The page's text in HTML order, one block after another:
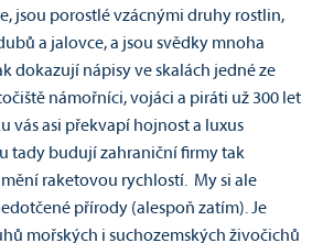
jsou porostlé vzácnými druhy rostlin,
a jalovce, a jsou svědky mnoha
dokazují nápisy ve skalách jedné ze
námořníci, vojáci a piráti už 300 let
vás asi překvapí hojnost a luxus
tady budují zahraniční firmy tak
raketovou rychlostí. My si ale
přírody (alespoň zatím). Je
mořských i suchozemských živočichů